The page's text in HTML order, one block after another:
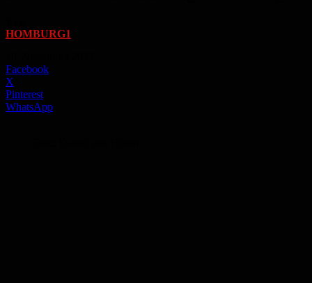
HOMBURG1
Facebook
X
Pinterest
WhatsApp